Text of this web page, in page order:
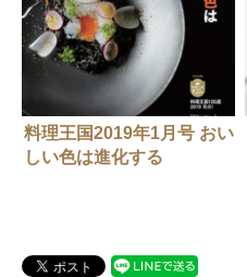
料理王国2019年1月号 おい
しい色は進化する